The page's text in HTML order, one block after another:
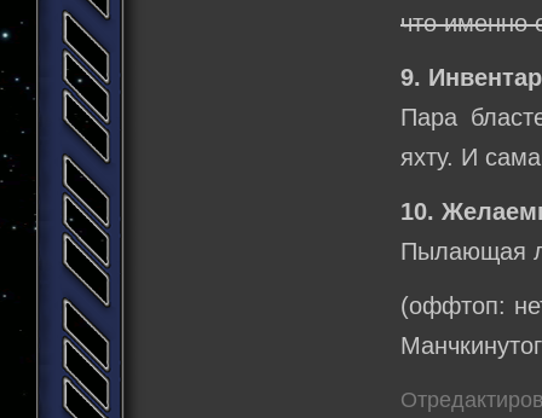
что именно
9.
Пара
яхту. И
10.
Пылающая
(оффтоп: